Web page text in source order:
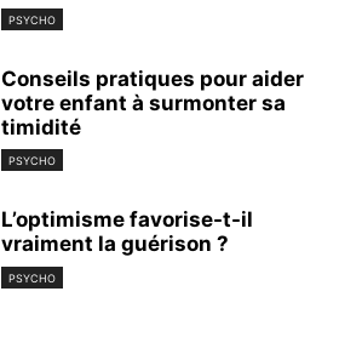
PSYCHO
Conseils pratiques pour aider
votre enfant à surmonter sa
timidité
PSYCHO
L’optimisme favorise-t-il
vraiment la guérison ?
PSYCHO